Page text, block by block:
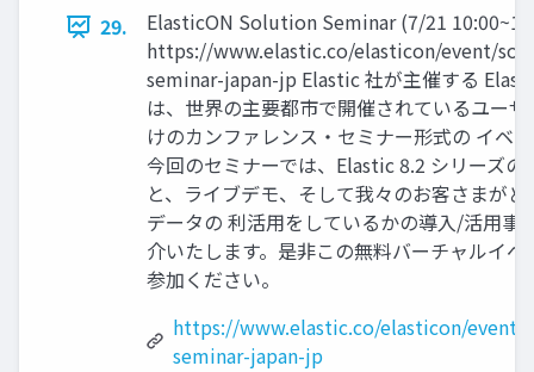
29.
ElasticON Solution Seminar (7/21
https://www.elastic.co/elasticon/event/
seminar-japan-jp Elastic 社が主催する
は、世界の主要都市で開催されているユー
けのカンファレンス・セミナー形式の イベ
今回のセミナーでは、Elastic 8.2 シリーズの
と、ライブデモ、そして我々のお客さまが
データの 利活⽤をしているかの導⼊/活⽤事
介いたします。是⾮この無料バーチャルイベ
参加ください。
https://www.elastic.co/elasticon/event/
seminar-japan-jp